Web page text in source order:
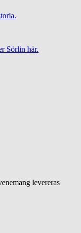
Sörlin här.
levereras